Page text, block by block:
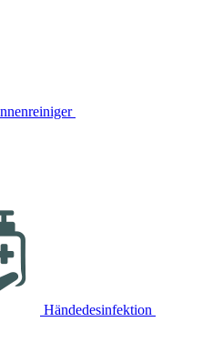
Händedesinfektion